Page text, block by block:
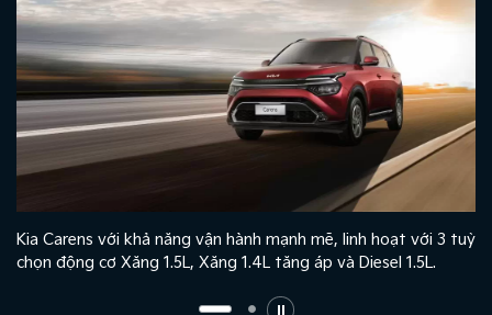
Kia Carens với khả năng vận hành mạnh mẽ, linh hoạt với 3 tuỳ
chọn động cơ Xăng 1.5L, Xăng 1.4L tăng áp và Diesel 1.5L.